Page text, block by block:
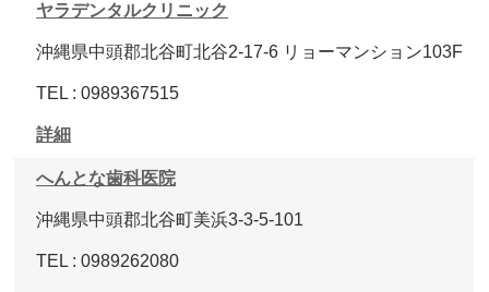
ヤラデンタルクリニック
沖縄県中頭郡北谷町北谷2-17-6 リョーマンション103F
TEL : 0989367515
詳細
へんとな歯科医院
沖縄県中頭郡北谷町美浜3-3-5-101
TEL : 0989262080